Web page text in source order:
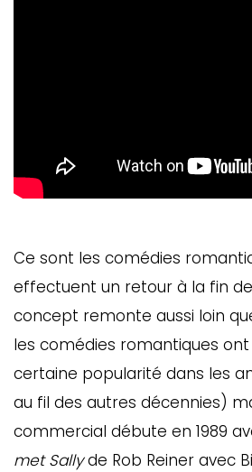
Ce sont les comédies
effectuent un retour à la fin
concept remonte aussi loin
les comédies romantiques
certaine popularité dans les
au fil des autres décennies)
commercial débute en 1989
met Sallyde Rob Reiner avec